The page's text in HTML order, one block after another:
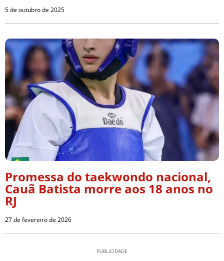
5 de outubro de 2025
Promessa do taekwondo nacional,
Cauã Batista morre aos 18 anos no
RJ
27 de fevereiro de 2026
PUBLICIDADE